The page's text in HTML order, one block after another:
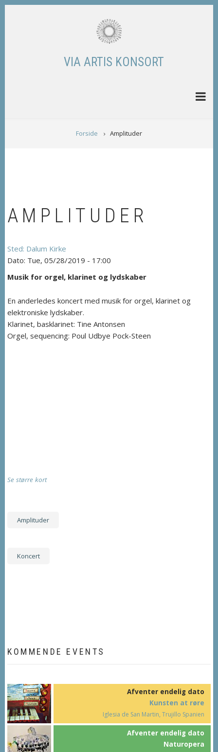
Skip
VIA ARTIS KONSORT
BREADCRUMB
Forside Amplituder
AMPLITUDER
Dalum Kirke
Tue, 05/28/2019 - 17:00
Musik for orgel, klarinet og lydskaber
En anderledes koncert med musik for orgel, klarinet og
elektroniske lydskaber.
Klarinet, basklarinet: Tine Antonsen
Orgel, sequencing: Poul Udbye Pock-Steen
Se større kort
Amplituder
Koncert
KOMMENDE EVENTS
Afventer endelig dato
Kunsten at røre
Iglesia de San Martin, Trujillo Spanien
Afventer endelig dato
Naturopera